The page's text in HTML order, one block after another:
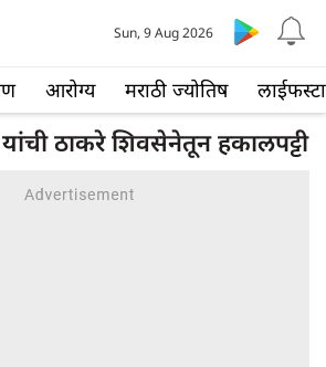
आरोग्य मराठी ज्योतिष
Sun, 9 Aug 2026
ठाकरे शिवसेनेतून हकालपट्टी